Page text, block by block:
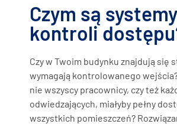
Czym są systemy
kontroli
Czy w Twoim budynku znajdują się
wymagają kontrolowanego
nie wszyscy pracownicy, czy też
odwiedzających, miałyby pełny
wszystkich pomieszczeń?